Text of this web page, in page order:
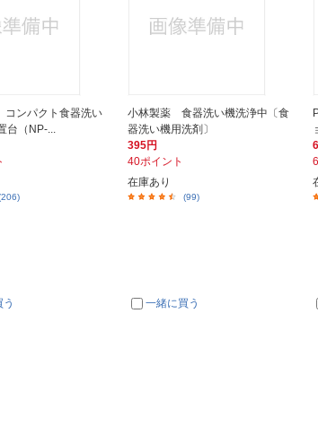
ンパクト食器洗い
台（NP-...
小林製薬 食器洗い機洗浄中〔食
器洗い機用洗剤〕
395円
40ポイント
在庫あり
(99)
一緒に買う